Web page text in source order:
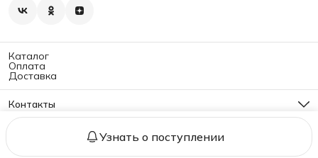
Узнать о поступлении
Каталог
Оплата
Доставка
Контакты
Адрес
г. Москва, ул. Б. Семёновская, 40, стр. 2
8 (495) 922-05-75
Политика конфиденциальностиОфертаРеквизиты